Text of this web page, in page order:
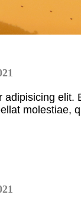
molestiae,